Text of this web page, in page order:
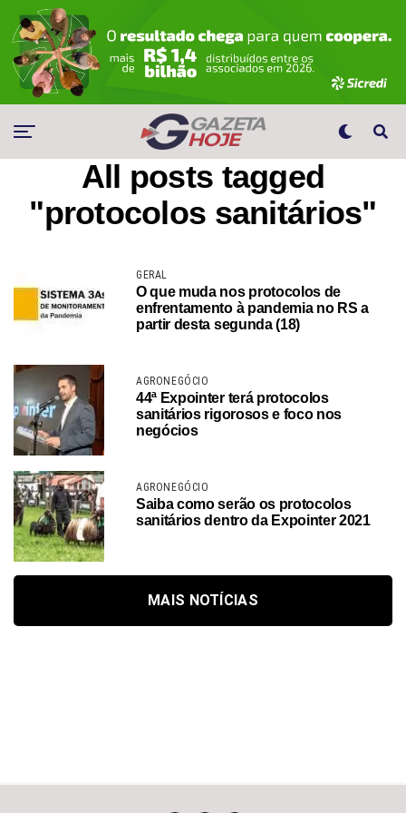
All posts tagged
"protocolos sanitários"
GERAL
O que muda nos protocolos de
enfrentamento à pandemia no RS a
partir desta segunda (18)
AGRONEGÓCIO
44ª Expointer terá protocolos
sanitários rigorosos e foco nos
negócios
AGRONEGÓCIO
Saiba como serão os protocolos
sanitários dentro da Expointer 2021
MAIS NOTÍCIAS